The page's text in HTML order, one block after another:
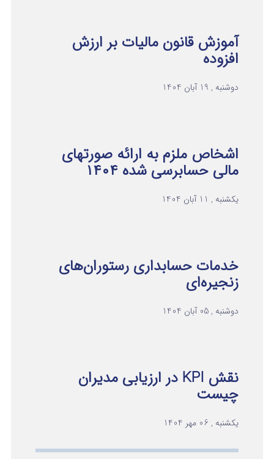
آموزش قانون مالیات بر ارزش
افزوده
دوشنبه , 19 آبان 1404
اشخاص ملزم به ارائه صورتهای
مالی حسابرسی شده ۱۴۰۴
یکشنبه , 11 آبان 1404
خدمات حسابداری رستوران‌های
زنجیره‌ای
دوشنبه , 05 آبان 1404
نقش KPI در ارزیابی مدیران
چیست
یکشنبه , 06 مهر 1404